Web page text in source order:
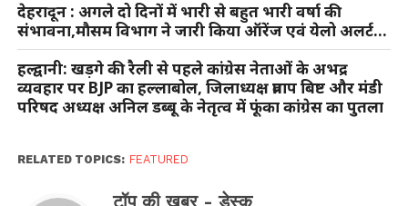
देहरादून : अगले दो दिनों में भारी से बहुत भारी वर्षा की
संभावना,मौसम विभाग ने जारी किया ऑरेंज एवं येलो अलर्ट…
हल्द्वानी: खड़गे की रैली से पहले कांग्रेस नेताओं के अभद्र
व्यवहार पर BJP का हल्लाबोल, जिलाध्यक्ष प्रताप बिष्ट और मंडी
परिषद अध्यक्ष अनिल डब्बू के नेतृत्व में फूंका कांग्रेस का पुतला
RELATED TOPICS: FEATURED